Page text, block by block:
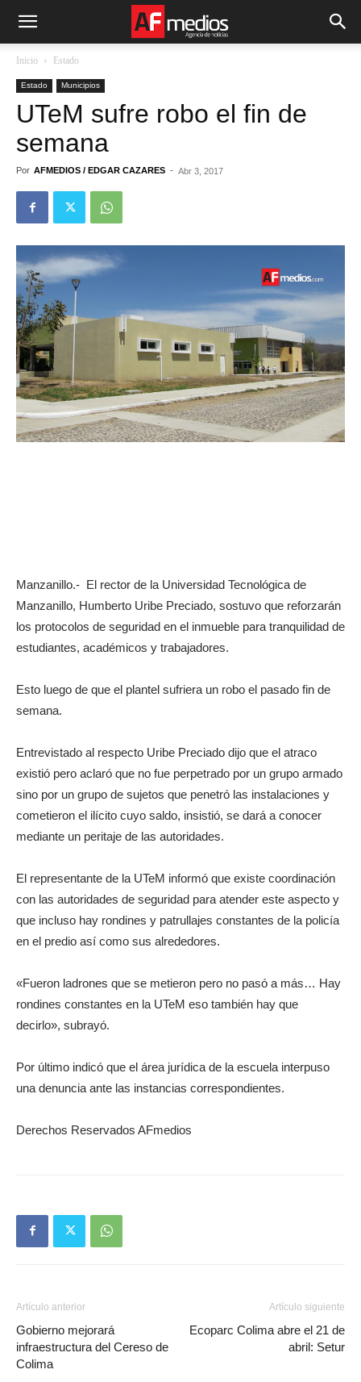
Inicio Estado
Estado Municipios
UTeM sufre robo el fin de
semana
Por AFMEDIOS / EDGAR CAZARES - Abr 3, 2017
Manzanillo.- El rector de la Universidad Tecnológica de
Manzanillo, Humberto Uribe Preciado, sostuvo que reforzarán
los protocolos de seguridad en el inmueble para tranquilidad de
estudiantes, académicos y trabajadores.
Esto luego de que el plantel sufriera un robo el pasado fin de
semana.
Entrevistado al respecto Uribe Preciado dijo que el atraco
existió pero aclaró que no fue perpetrado por un grupo armado
sino por un grupo de sujetos que penetró las instalaciones y
cometieron el ilícito cuyo saldo, insistió, se dará a conocer
mediante un peritaje de las autoridades.
El representante de la UTeM informó que existe coordinación
con las autoridades de seguridad para atender este aspecto y
que incluso hay rondines y patrullajes constantes de la policía
en el predio así como sus alrededores.
«Fueron ladrones que se metieron pero no pasó a más… Hay
rondines constantes en la UTeM eso también hay que
decirlo», subrayó.
Por último indicó que el área jurídica de la escuela interpuso
una denuncia ante las instancias correspondientes.
Derechos Reservados AFmedios
Artículo anterior
Gobierno mejorará
infraestructura del Cereso de
Colima
Artículo siguiente
Ecoparc Colima abre el 21 de
abril: Setur